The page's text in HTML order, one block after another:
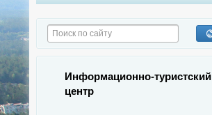
Информационно-туристский
центр